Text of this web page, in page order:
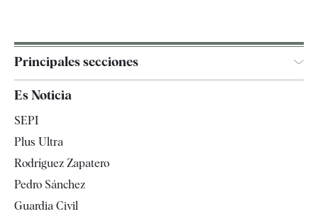
Principales secciones
España
Televisión
Es Noticia
SEPI
Plus Ultra
Rodríguez Zapatero
Pedro Sánchez
Guardia Civil